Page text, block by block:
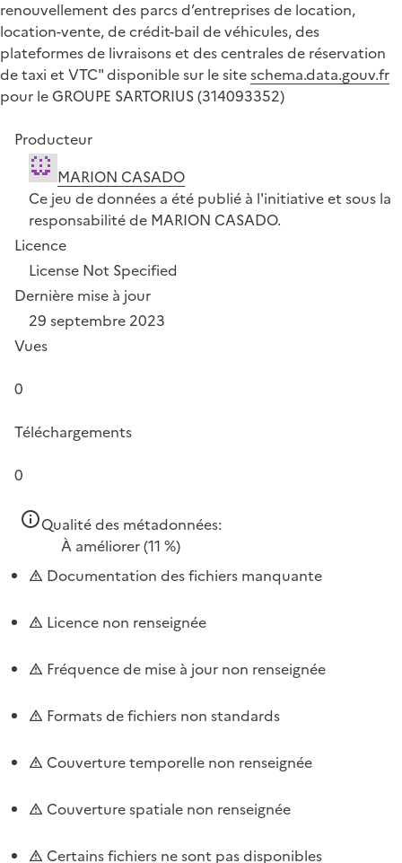
renouvellement des parcs d’entreprises de location,
location-vente, de crédit-bail de véhicules, des
plateformes de livraisons et des centrales de réservation
de taxi et VTC" disponible sur le siteschema.data.gouv.fr
pour le GROUPE SARTORIUS (314093352)
Producteur
MARION CASADO
Ce jeu de données a été publié à l'initiative et sous la
responsabilité de MARION CASADO.
Licence
License Not Specified
Dernière mise à jour
29 septembre 2023
Vues
0
Téléchargements
0
Qualité des métadonnées:
À améliorer(11 %)
Documentation des fichiers manquante
Licence non renseignée
Fréquence de mise à jour non renseignée
Formats de fichiers non standards
Couverture temporelle non renseignée
Couverture spatiale non renseignée
Certains fichiers ne sont pas disponibles